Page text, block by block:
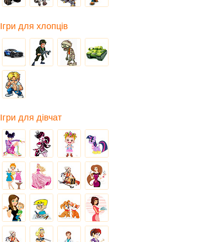
Ігри для хлопців
Ігри для дівчат